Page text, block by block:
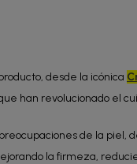
desde la icónica
han revolucionado el
de la piel,
la firmeza,